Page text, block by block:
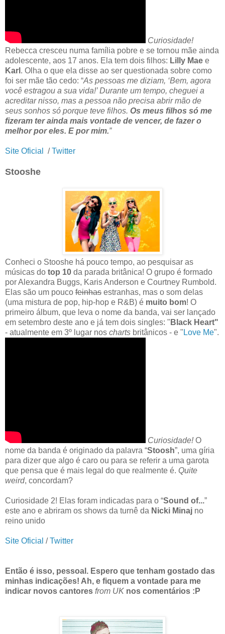
Curiosidade!
Rebecca cresceu numa família pobre e se tornou mãe ainda
adolescente, aos 17 anos. Ela tem dois filhos: Lilly Mae e
Karl . Olha o que ela disse ao ser questionada sobre como
foi ser mãe tão cedo: “As pessoas me diziam, ‘Bem, agora
você estragou a sua vida!’ Durante um tempo, cheguei a
acreditar nisso, mas a pessoa não precisa abrir mão de
seus sonhos só porque teve filhos. Os meus filhos só me
fizeram ter ainda mais vontade de vencer, de fazer o
melhor por eles. E por mim.”
Site Oficial /Twitter
Stooshe
Conheci o Stooshe há pouco tempo, ao pesquisar as
músicas do top 10 da parada britânica! O grupo é formado
por Alexandra Buggs, Karis Anderson e Courtney Rumbold.
Elas são um pouco feinhas estranhas, mas o som delas
(uma mistura de pop, hip-hop e R&B) é muito bom! O
primeiro álbum, que leva o nome da banda, vai ser lançado
em setembro deste ano e já tem dois singles: " Black Heart"
- atualmente em 3º lugar nos charts britânicos - e "Love Me".
Curiosidade!O
nome da banda é originado da palavra “Stoosh”, uma gíria
para dizer que algo é caro ou para se referir a uma garota
que pensa que é mais legal do que realmente é. Quite
weird, concordam?
Curiosidade 2! Elas foram indicadas para o “Sound of...”
este ano e abriram os shows da turnê da Nicki Minaj no
reino unido
Site Oficial /Twitter
Então é isso, pessoal. Espero que tenham gostado das
minhas indicações! Ah, e fiquem a vontade para me
indicar novos cantores from UK nos comentários :P